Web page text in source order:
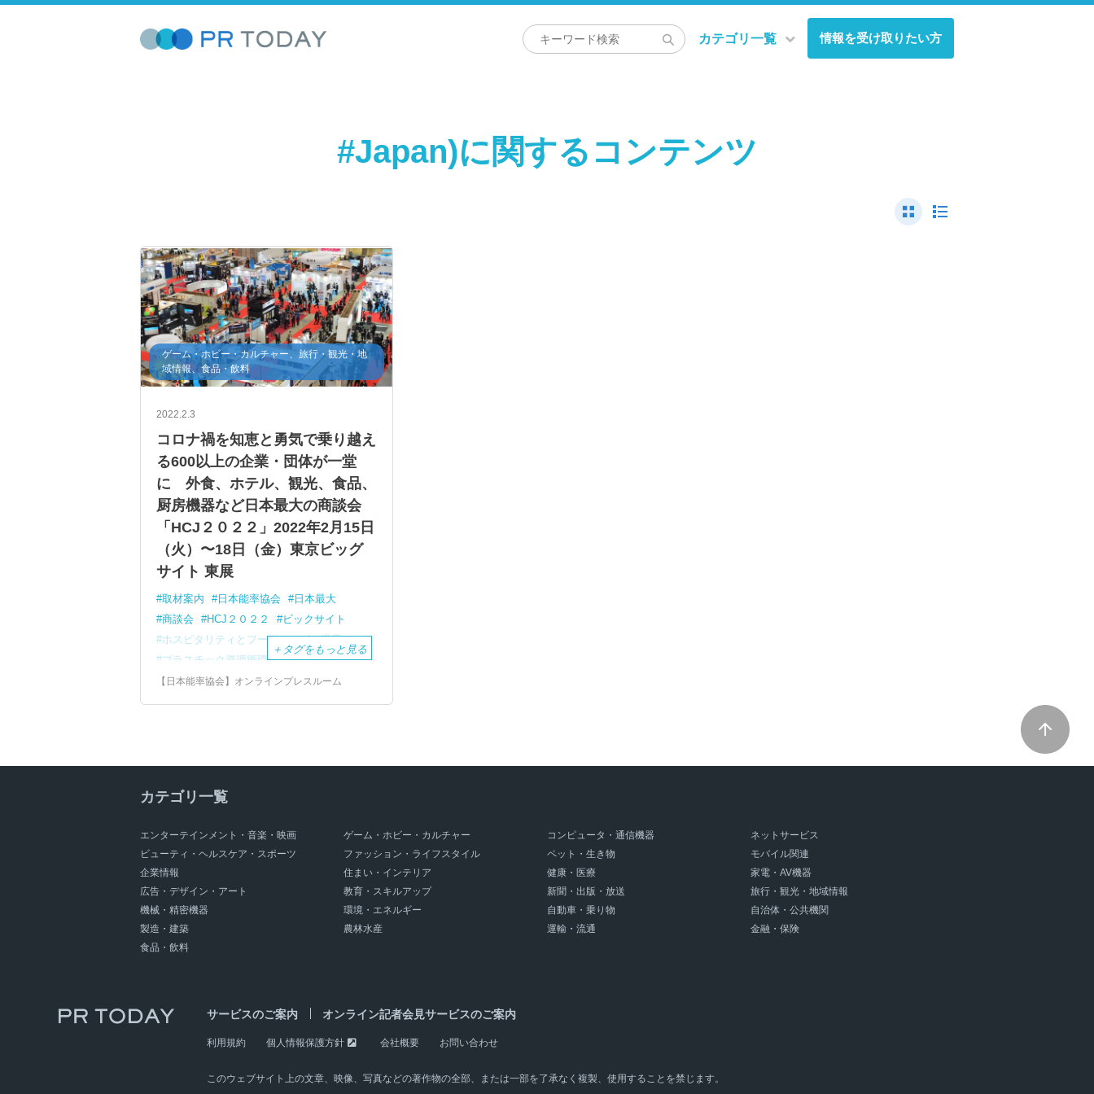
カテゴリ一覧 情報を受け取りたい方
#Japan)に関するコンテンツ
ゲーム・ホビー・カルチャー、旅行・観光・地
域情報、食品・飲料
2022.2.3
コロナ禍を知恵と勇気で乗り越え
る600以上の企業・団体が一堂
に 外食、ホテル、観光、食品、
厨房機器など日本最大の商談会
「HCJ２０２２」2022年2月15日
（火）〜18日（金）東京ビッグ
サイト 東展
取材案内 日本能率協会
日本最大
商談会
HCJ２０２２
ビックサイト
ホスピタリティとフードサービス業界
プラスチック資源循環促進法
アウトドア志向
トレーラーハウス
ヴォークス・トレーディング
レストランテック
Smart
＋ タグをもっと見る
【日本能率協会】オンラインプレスルーム
カテゴリ一覧
エンターテインメント・音楽・映画 ゲーム・ホビー・カルチャー コンピュータ・通信機器
ネットサービス
ビューティ・ヘルスケア・スポーツ
ファッション・ライフスタイル ペット・生き物
モバイル関連
企業情報
住まい・インテリア 健康・医療
家電・AV機器
広告・デザイン・アート
教育・スキルアップ 新聞・出版・放送
旅行・観光・地域情報
機械・精密機器
環境・エネルギー 自動車・乗り物
自治体・公共機関
製造・建築
農林水産 運輸・流通
金融・保険
食品・飲料
サービスのご案内 オンライン記者会見サービスのご案内
利用規約 個人情報保護方針 会社概要 お問い合わせ
このウェブサイト上の文章、映像、写真などの著作物の全部、または一部を了承なく複製、使用することを禁じます。